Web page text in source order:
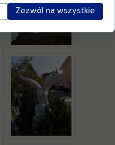
Zezwól na wszystkie